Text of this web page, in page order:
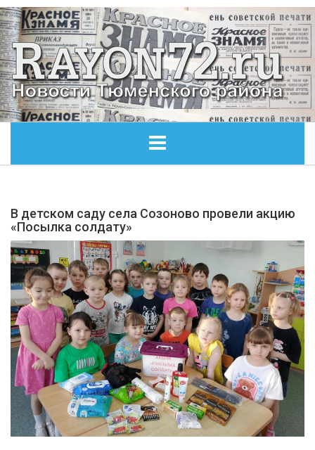
ОБЩЕСТВО
ЭКОНОМИКА
КУЛЬТУРА
БЕЗОПАСНОСТЬ
СПОРТ
АРХИВ PDF
В детском саду села Созоново провели акцию
«Посылка солдату»